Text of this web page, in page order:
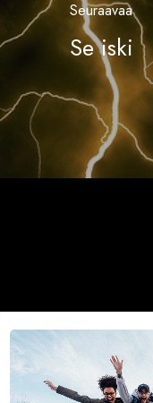
Seuraavaa
Se iski
hidastaa